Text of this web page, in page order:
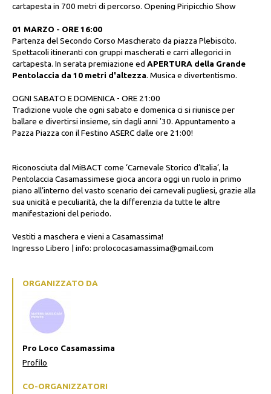
cartapesta in 700 metri di percorso. Opening Piripicchio Show
01 MARZO - ORE 16:00
Partenza del Secondo Corso Mascherato da piazza Plebiscito.
Spettacoli itineranti con gruppi mascherati e carri allegorici in
cartapesta. In serata premiazione edAPERTURA della Grande
Pentolaccia da 10 metri d'altezza. Musica e divertentismo.
OGNI SABATO E DOMENICA - ORE 21:00
Tradizione vuole che ogni sabato e domenica ci si riunisce per
ballare e divertirsi insieme, sin dagli anni '30. Appuntamento a
Pazza Piazza con il Festino ASERC dalle ore 21:00!
Riconosciuta dal MiBACT come ‘Carnevale Storico d’Italia’, la
Pentolaccia Casamassimese gioca ancora oggi un ruolo in primo
piano all’interno del vasto scenario dei carnevali pugliesi, grazie alla
sua unicità e peculiarità, che la differenzia da tutte le altre
manifestazioni del periodo.
Vestiti a maschera e vieni a Casamassima!
Ingresso Libero | info: prolococasamassima@gmail.com
ORGANIZZATO DA
Pro Loco Casamassima
Profilo
CO-ORGANIZZATORI